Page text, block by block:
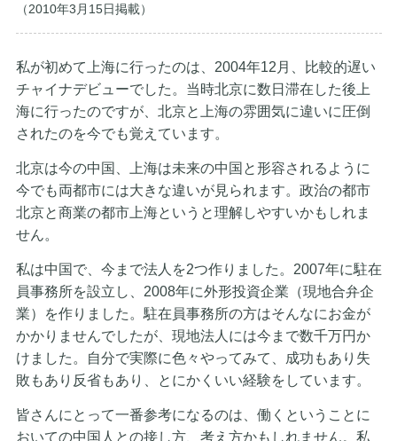
（2010年3月15日掲載）
私が初めて上海に行ったのは、2004年12月、比較的遅い
チャイナデビューでした。当時北京に数日滞在した後上
海に行ったのですが、北京と上海の雰囲気に違いに圧倒
されたのを今でも覚えています。
北京は今の中国、上海は未来の中国と形容されるように
今でも両都市には大きな違いが見られます。政治の都市
北京と商業の都市上海というと理解しやすいかもしれま
せん。
私は中国で、今まで法人を2つ作りました。2007年に駐在
員事務所を設立し、2008年に外形投資企業（現地合弁企
業）を作りました。駐在員事務所の方はそんなにお金が
かかりませんでしたが、現地法人には今まで数千万円か
けました。自分で実際に色々やってみて、成功もあり失
敗もあり反省もあり、とにかくいい経験をしています。
皆さんにとって一番参考になるのは、働くということに
おいての中国人との接し方、考え方かもしれません。私